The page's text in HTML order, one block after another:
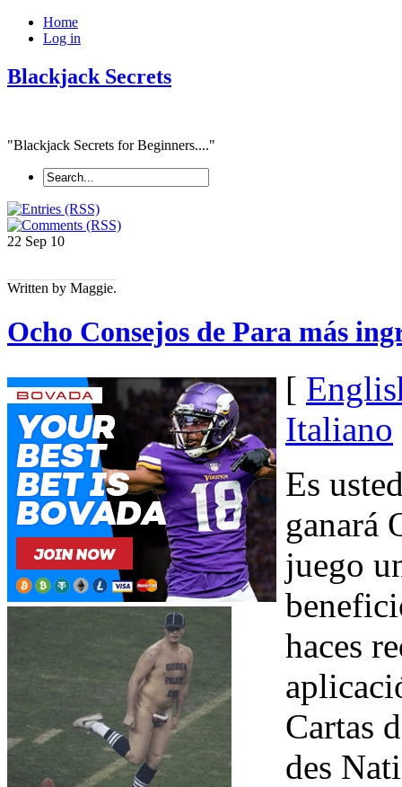
Home
Log in
Blackjack Secrets
"Blackjack Secrets for Beginners...."
22 Sep 10
Written by Maggie.
Ocho Consejos de Para más
[
Italiano
Es
ganará
juego
haces
Cartas
des